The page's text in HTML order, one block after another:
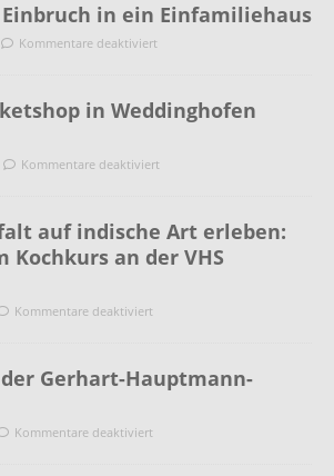
in ein Einfamiliehaus
Kommentare deaktiviert
in Weddinghofen
Kommentare deaktiviert
auf indische Art erleben:
Kochkurs an der VHS
Kommentare deaktiviert
Gerhart-Hauptmann-
Kommentare deaktiviert